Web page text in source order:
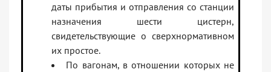
даты прибытия и отправления со станции
назначения шести цистерн,
свидетельствующие о сверхнормативном
их простое.
По вагонам, в отношении которых не